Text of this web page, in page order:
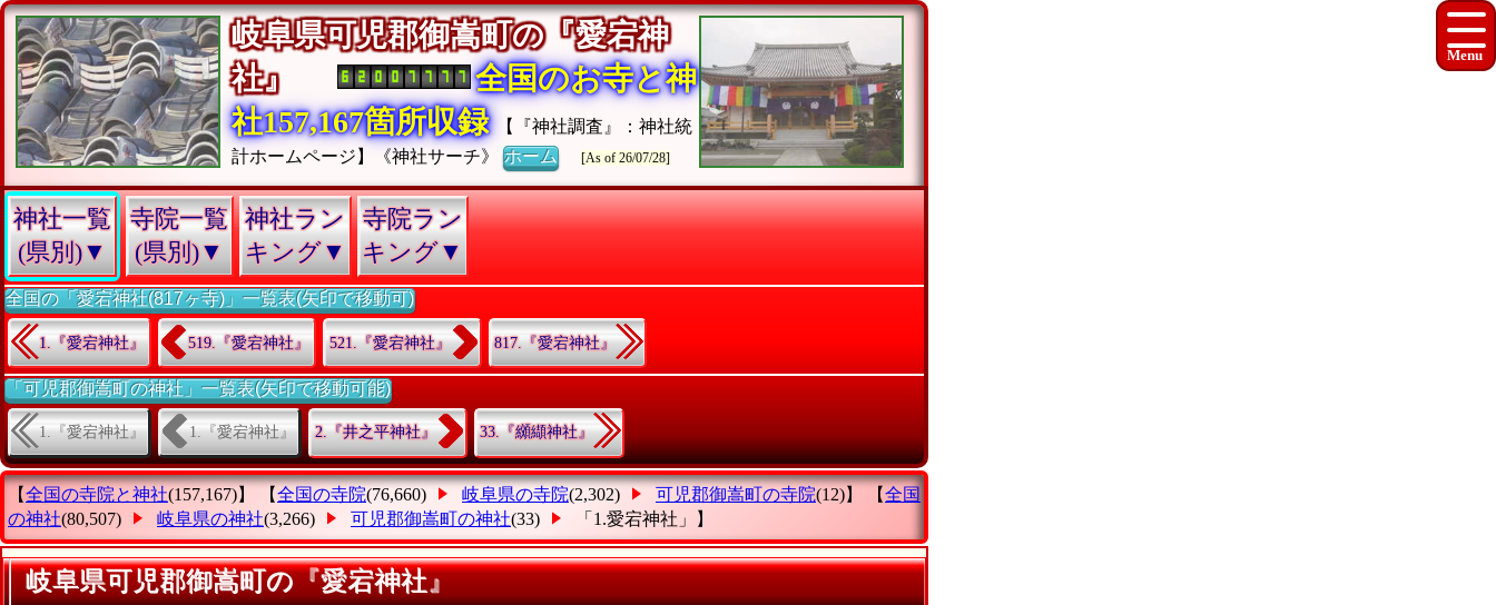
岐阜県可児郡御嵩町の『愛宕神
社』
全国のお寺と神
社157,167箇所収録
【『神社調査』：神社統
計ホームページ】《神社サーチ》ホーム [As of 26/07/28]
神社一覧
(県別)▼
寺院一覧
(県別)▼
神社ラン
キング▼
寺院ラン
キング▼
全国の「愛宕神社(817ヶ寺)」一覧表(矢印で移動可)
1.『愛宕神社』 519.『愛宕神社』 521.『愛宕神社』 817.『愛宕神社』
「可児郡御嵩町の神社」一覧表(矢印で移動可能)
1.『愛宕神社』 1.『愛宕神社』 2.『井之平神社』 33.『纐纈神社』
【全国の寺院と神社(157,167)】 【全国の寺院(76,660) 岐阜県の寺院(2,302) 可児郡御嵩町の寺院(12)】 【全国
の神社(80,507) 岐阜県の神社(3,266) 可児郡御嵩町の神社(33) 「1.愛宕神社」 】
岐阜県可児郡御嵩町の『愛宕神社』